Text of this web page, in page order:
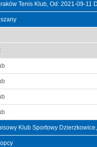
Tenis Klub, Od: 2021-09-11
Klub Sportowy